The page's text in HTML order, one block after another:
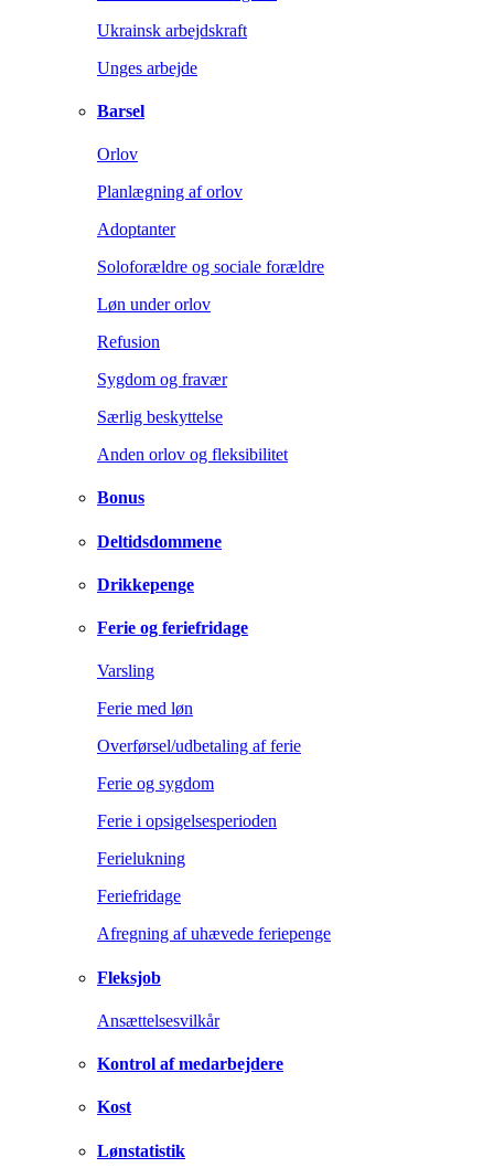
Ukrainsk arbejdskraft
Unges arbejde
Barsel
Orlov
Planlægning af orlov
Adoptanter
Soloforældre og sociale forældre
Løn under orlov
Refusion
Sygdom og fravær
Særlig beskyttelse
Anden orlov og fleksibilitet
Bonus
Deltidsdommene
Drikkepenge
Ferie og feriefridage
Varsling
Ferie med løn
Overførsel/udbetaling af ferie
Ferie og sygdom
Ferie i opsigelsesperioden
Ferielukning
Feriefridage
Afregning af uhævede feriepenge
Fleksjob
Ansættelsesvilkår
Kontrol af medarbejdere
Kost
Lønstatistik